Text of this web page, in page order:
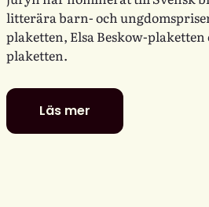
litterära barn- och
plaketten, Elsa Beskow-plaketten
plaketten.
Läs mer
De
är